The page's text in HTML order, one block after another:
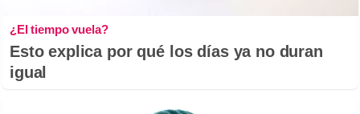
¿El tiempo vuela?
Esto explica por qué los días ya no duran
igual